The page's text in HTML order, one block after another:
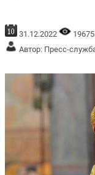
31.12.2022
19675
Автор: Пресс-